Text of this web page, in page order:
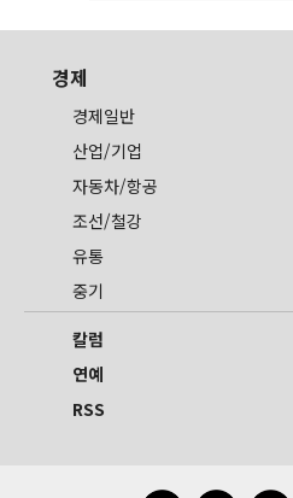
경제
경제일반
산업/기업
자동차/항공
조선/철강
유통
중기
칼럼
연예
RSS